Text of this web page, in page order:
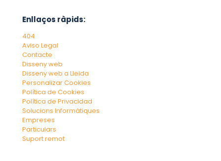
Enllaços ràpids:
404
Aviso Legal
Contacte
Disseny web
Disseny web a Lleida
Personalizar Cookies
Política de Cookies
Política de Privacidad
Solucions Informàtiques
Empreses
Particulars
Suport remot